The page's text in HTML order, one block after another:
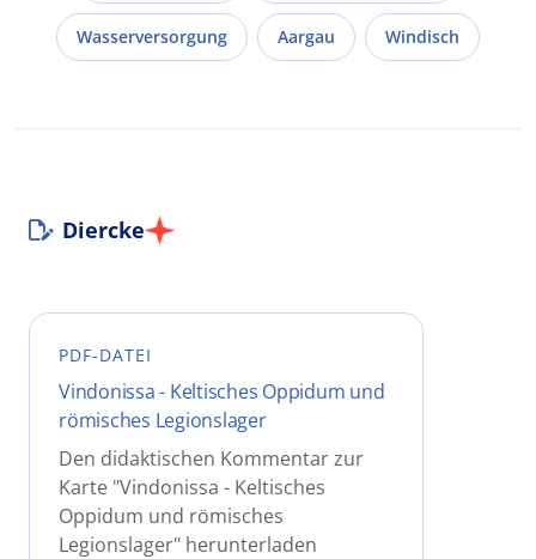
Wasserversorgung Aargau Windisch
Diercke
PDF-DATEI
Vindonissa - Keltisches Oppidum und
römisches Legionslager
Den didaktischen Kommentar zur
Karte "Vindonissa - Keltisches
Oppidum und römisches
Legionslager" herunterladen